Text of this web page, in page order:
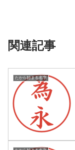
関連記事
たから始まる名字